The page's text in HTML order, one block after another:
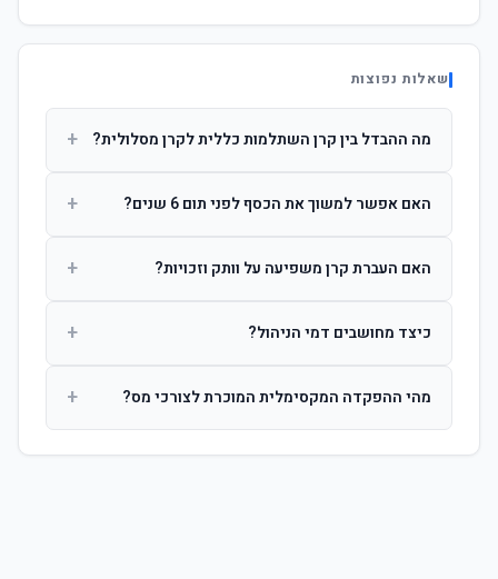
שאלות נפוצות
מה ההבדל בין קרן השתלמות כללית לקרן מסלולית? +
ההשקעות. קרן מסלולית עוקבת אחרי מדד ספציפי ומאפשרת
האם אפשר למשוך את הכסף לפני תום 6 שנים? +
הרווחים. לאחר 6 שנים ניתן למשוך פטור ממס עד לתקרה
האם העברת קרן משפיעה על וותק וזכויות? +
החברות. הוותק ממשיך להיספר מיום ההפקדה הראשונה.
כיצד מחושבים דמי הניהול? +
ומתן על שיעורם בעת הצטרפות.
מהי ההפקדה המקסימלית המוכרת לצורכי מס? +